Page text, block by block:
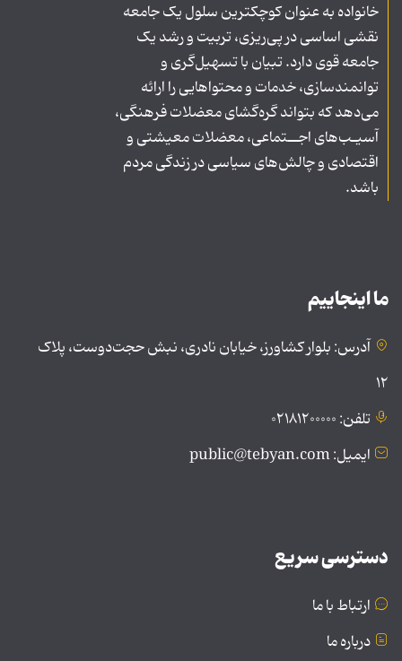
خانواده به عنوان کوچکترین سلول یک جامعه
نقشی اساسی در پی‌ریزی، تربیت و رشد یک
جامعه قوی دارد. تبیان با تسهیل‌گری و
توانمندسازی، خدمات و محتواهایی را ارائه
می‌دهد که بتواند گره‌گشای معضلات فرهنگی،
آسیـب‌های اجــتماعی، معضلات معیشتی و
اقتصادی و چالش‌های سیاسی در زندگی مردم
باشد.
ما اینجاییم
آدرس: بلوار کشاورز، خیابان نادری، نبش حجت‌دوست، پلاک
۱۲
تلفن: ۰۲۱۸۱۲۰۰۰۰۰
ایمیل: public@tebyan.com
دسترسی سریع
ارتباط با ما
درباره ما